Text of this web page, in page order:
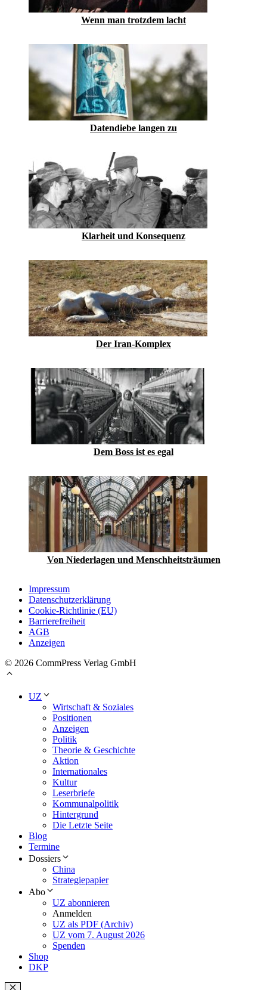
Wenn man trotzdem lacht
Datendiebe langen zu
Klarheit und Konsequenz
Der Iran-Komplex
Dem Boss ist es egal
Von Niederlagen und Menschheits­träumen
Impressum
Datenschutzerklärung
Cookie-Richtlinie (EU)
Barrierefreiheit
AGB
Anzeigen
© 2026 CommPress Verlag GmbH
UZ
Wirtschaft & Soziales
Positionen
Anzeigen
Politik
Theorie & Geschichte
Aktion
Internationales
Kultur
Leserbriefe
Kommunalpolitik
Hintergrund
Die Letzte Seite
Blog
Termine
Dossiers
China
Strategiepapier
Abo
UZ abonnieren
Anmelden
UZ als PDF (Archiv)
UZ vom 7. August 2026
Spenden
Shop
DKP